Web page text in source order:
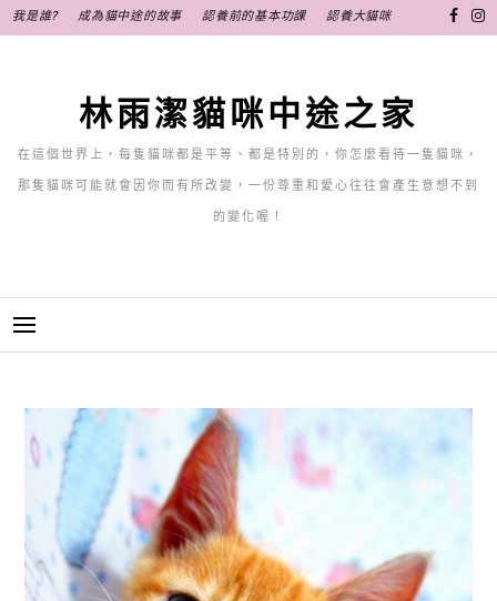
至
我是誰? 成為貓中途的故事 認養前的基本功課 認養大貓咪
林雨潔貓咪中途之家
在這個世界上，每隻貓咪都是平等、都是特別的，你怎麼看待一隻貓咪，
那隻貓咪可能就會因你而有所改變，一份尊重和愛心往往會產生意想不到
的變化喔！